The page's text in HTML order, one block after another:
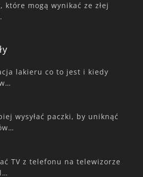
które mogą wynikać ze złej
lakieru co to jest i kiedy
wysyłać paczki, by uniknąć
TV z telefonu na telewizorze